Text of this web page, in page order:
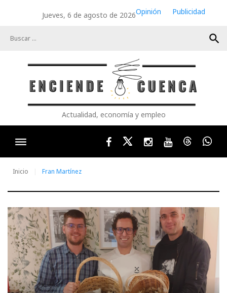
Jueves, 6 de agosto de 2026Opinión
Publicidad
search
Actualidad, economía y empleo
FacebookTwitterInstagram
YoutubeThreads
Inicio Fran Martínez
Etiqueta:
Fran
Martínez